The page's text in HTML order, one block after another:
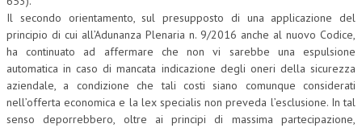
Il secondo orientamento, sul presupposto di una applicazione del
principio di cui all’Adunanza Plenaria n. 9/2016 anche al nuovo Codice,
ha continuato ad affermare che non vi sarebbe una espulsione
automatica in caso di mancata indicazione degli oneri della sicurezza
aziendale, a condizione che tali costi siano comunque considerati
nell’offerta economica e la lex specialis non preveda l’esclusione. In tal
senso deporrebbero, oltre ai principi di massima partecipazione,